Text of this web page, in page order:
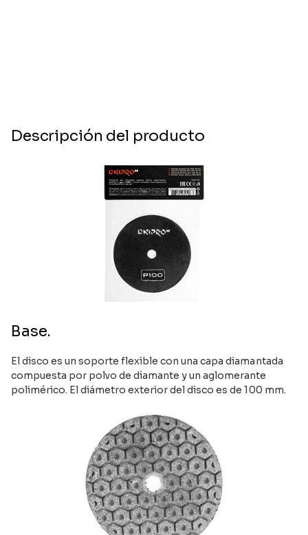
Descripción del producto
Base.
El disco es un soporte flexible con una capa diamantada
compuesta por polvo de diamante y un aglomerante
polimérico. El diámetro exterior del disco es de 100 mm.